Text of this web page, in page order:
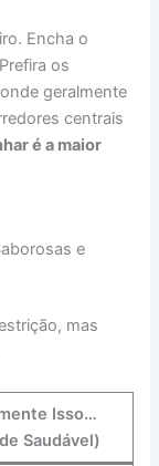
Encha o
os
geralmente
centrais
é a maior
e
mas
Isso…
Saudável)